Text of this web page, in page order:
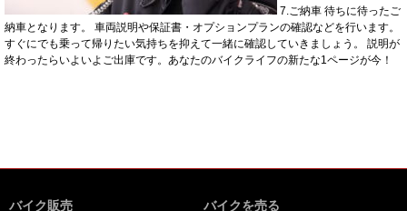
7.ご納車 待ちに待ったご
納車となります。 車両説明や保証書・オプションプランの確認などを行います。
すぐにでも乗って帰りたい気持ちを抑えて一緒に確認していきましょう。 説明が
終わったらいよいよご出庫です。あなたのバイクライフの新たな1ページが今！
バイク販売 バイクを売る